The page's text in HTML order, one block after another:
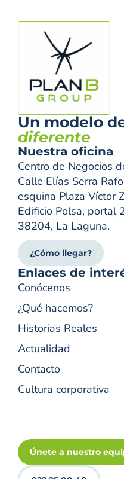
Un modelo
diferente
Nuestra oficina
Centro de Negocios
Calle Elías Serra
esquina Plaza Víctor
Edificio Polsa, portal
38204, La Laguna.
¿Cómo llegar?
Enlaces de
Conócenos
¿Qué hacemos?
Historias Reales
Actualidad
Contacto
Cultura corporativa
Únete a nuestro